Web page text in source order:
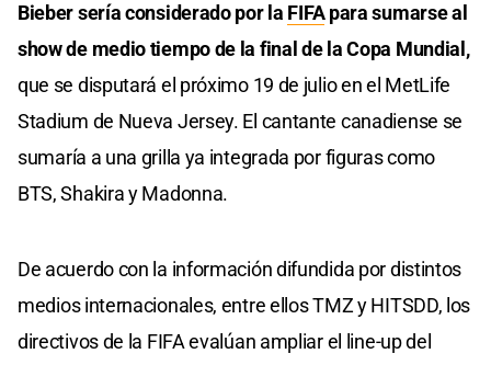
Bieber sería considerado por la FIFApara sumarse al
show de medio tiempo de la final de la Copa Mundial,
que se disputará el próximo 19 de julio en el MetLife
Stadium de Nueva Jersey. El cantante canadiense se
sumaría a una grilla ya integrada por figuras como
BTS, Shakira y Madonna.
De acuerdo con la información difundida por distintos
medios internacionales, entre ellos TMZ y HITSDD, los
directivos de la FIFA evalúan ampliar el line-up del